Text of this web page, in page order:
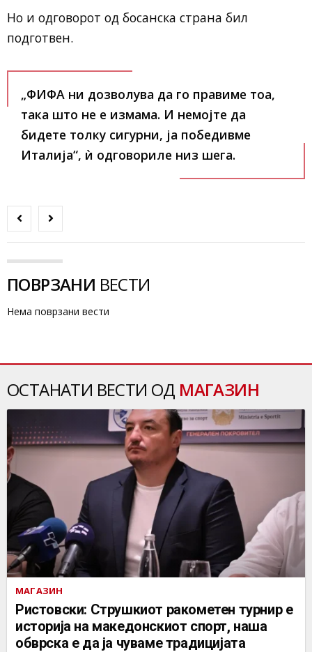
Но и одговорот од босанска страна бил
подготвен.
„ФИФА ни дозволува да го правиме тоа,
така што не е измама. И немојте да
бидете толку сигурни, ја победивме
Италија“, ѝ одговориле низ шега.
ПОВРЗАНИ ВЕСТИ
Нема поврзани вести
ОСТАНАТИ ВЕСТИ ОД МАГАЗИН
МАГАЗИН
Ристовски: Струшкиот ракометен турнир е
историја на македонскиот спорт, наша
обврска е да ја чуваме традицијата